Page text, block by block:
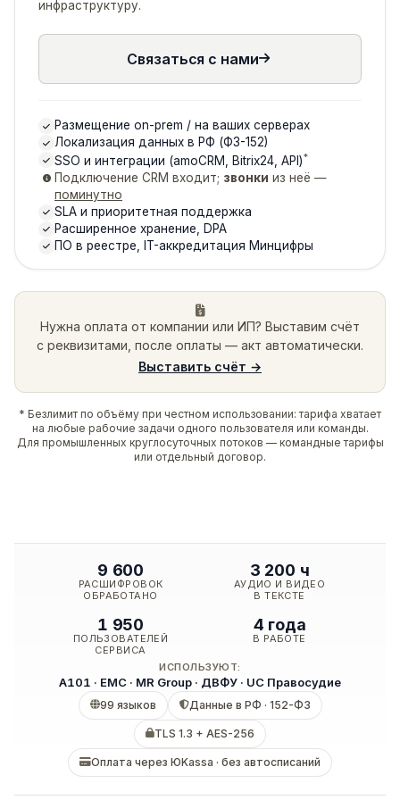
инфраструктуру.
Связаться с нами
Размещение on-prem / на ваших серверах
Локализация данных в РФ (ФЗ-152)
SSO и интеграции (amoCRM, Bitrix24, API)*
Подключение CRM входит; звонки из неё —
поминутно
SLA и приоритетная поддержка
Расширенное хранение, DPA
ПО в реестре, IT-аккредитация Минцифры
Нужна оплата от компании или ИП? Выставим счёт
с реквизитами, после оплаты — акт автоматически.
Выставить счёт →
* Безлимит по объёму при честном использовании: тарифа хватает
на любые рабочие задачи одного пользователя или команды.
Для промышленных круглосуточных потоков — командные тарифы
или отдельный договор.
9 600
РАСШИФРОВОК
ОБРАБОТАНО
3 200 ч
АУДИО И ВИДЕО
В ТЕКСТЕ
1 950
ПОЛЬЗОВАТЕЛЕЙ
СЕРВИСА
4 года
В РАБОТЕ
ИСПОЛЬЗУЮТ:
А101 · EMC · MR Group · ДВФУ · UC Правосудие
99 языков Данные в РФ · 152-ФЗ
TLS 1.3 + AES-256
Оплата через ЮKassa · без автосписаний